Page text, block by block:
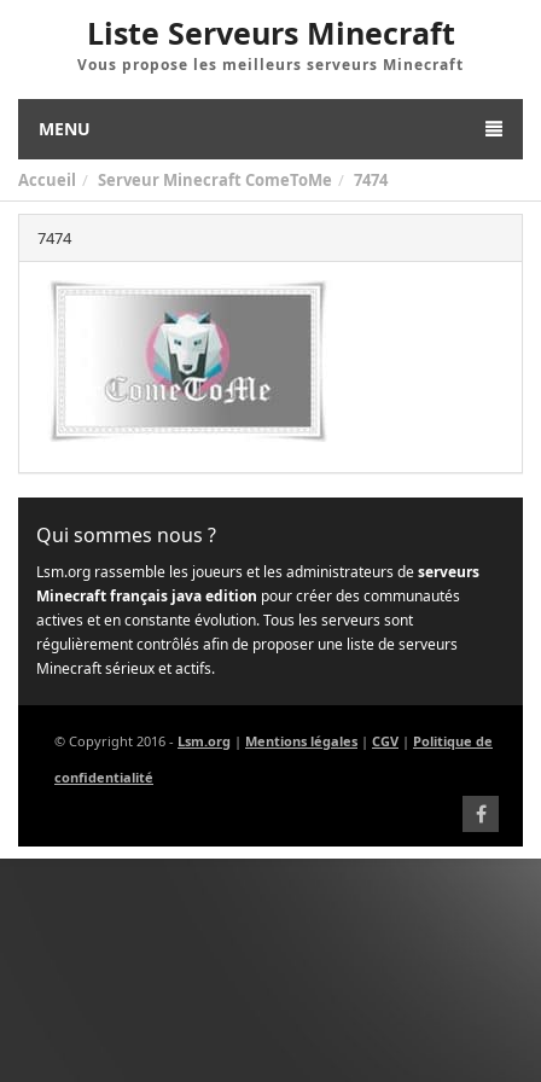
Liste Serveurs Minecraft
Vous propose les meilleurs serveurs Minecraft
MENU
Accueil Serveur Minecraft ComeToMe 7474
7474
Qui sommes nous ?
Lsm.org rassemble les joueurs et les administrateurs deserveurs
Minecraft français java edition pour créer des communautés
actives et en constante évolution. Tous les serveurs sont
régulièrement contrôlés afin de proposer une liste de serveurs
Minecraft sérieux et actifs.
© Copyright 2016 - Lsm.org | Mentions légales | CGV | Politique de
confidentialité